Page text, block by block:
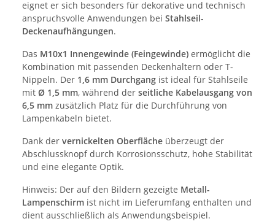
eignet er sich besonders für dekorative und technisch
anspruchsvolle Anwendungen bei Stahlseil-
Deckenaufhängungen.
Das M10x1 Innengewinde (Feingewinde) ermöglicht die
Kombination mit passenden Deckenhaltern oder T-
Nippeln. Der 1,6 mm Durchgang ist ideal für Stahlseile
mit Ø 1,5 mm, während der seitliche Kabelausgang von
6,5 mm zusätzlich Platz für die Durchführung von
Lampenkabeln bietet.
Dank der vernickelten Oberfläche überzeugt der
Abschlussknopf durch Korrosionsschutz, hohe Stabilität
und eine elegante Optik.
Hinweis: Der auf den Bildern gezeigte Metall-
Lampenschirm ist nicht im Lieferumfang enthalten und
dient ausschließlich als Anwendungsbeispiel.